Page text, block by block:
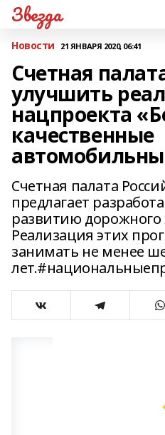
Звезда
Новости 21 ЯНВАРЯ 2020, 06:41
Счетная
улучшить
нацпроекта
качественные
Счетная палата
предлагает
развитию дорожного
Реализация этих
занимать не менее